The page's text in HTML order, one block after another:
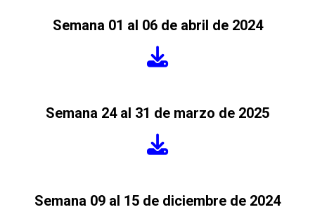
Semana 01 al 06 de abril de 2024
Semana 24 al 31 de marzo de 2025
Semana 09 al 15 de diciembre de 2024